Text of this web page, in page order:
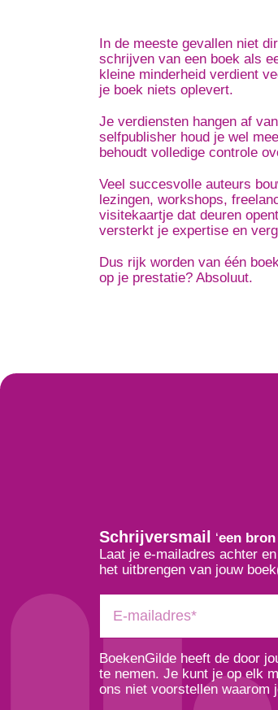
In de meeste gevallen niet
schrijven van een boek als
kleine minderheid verdient
je boek niets oplevert.
Je verdiensten hangen af
selfpublisher houd je wel
behoudt volledige controle
Veel succesvolle auteurs
lezingen, workshops,
visitekaartje dat deuren
versterkt je expertise en
Dus rijk worden van één
op je prestatie? Absoluut.
Schrijversmail ‘een
Laat je e-mailadres achter
het uitbrengen van jouw
BoekenGilde heeft de door
te nemen. Je kunt je op elk
ons niet voorstellen waarom